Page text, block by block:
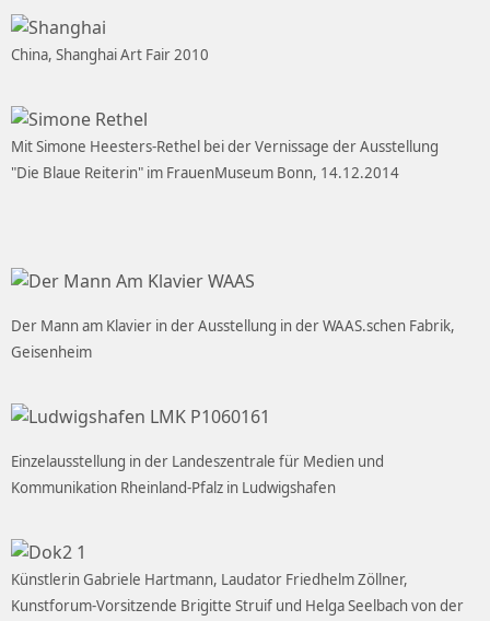
China, Shanghai Art Fair 2010
Mit Simone Heesters-Rethel bei der Vernissage der Ausstellung
"Die Blaue Reiterin" im FrauenMuseum Bonn, 14.12.2014
Der Mann am Klavier in der Ausstellung in der WAAS.schen Fabrik,
Geisenheim
Einzelausstellung in der Landeszentrale für Medien und
Kommunikation Rheinland-Pfalz in Ludwigshafen
Künstlerin Gabriele Hartmann, Laudator Friedhelm Zöllner,
Kunstforum-Vorsitzende Brigitte Struif und Helga Seelbach von der